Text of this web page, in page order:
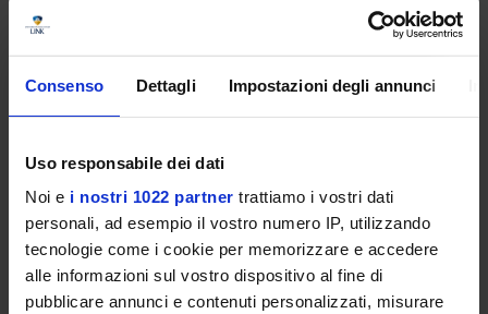
Consenso Dettagli Impostazioni degli annunci
Uso responsabile dei dati
Noi e i nostri 1022 partner trattiamo i vostri dati
personali, ad esempio il vostro numero IP, utilizzando
tecnologie come i cookie per memorizzare e accedere
alle informazioni sul vostro dispositivo al fine di
pubblicare annunci e contenuti personalizzati, misurare
PILLOLE D’EUROPA: RADICI, IDENTITÀ,
CONFINI
UMBERTO ECO: Proust e l’identità europea
FULCO LANCHESTER: unità nella diversità
GIUSEPPE GALASSO: i valori della nostra identità sono
irrinunciabili
IGNAZIO VISCO: dall’euro non si esce